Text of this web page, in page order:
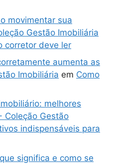
movimentar sua
Gestão Imobiliária
corretor deve ler
aumenta as
Imobiliária em Como
melhores
Coleção Gestão
indispensáveis para
significa e como se